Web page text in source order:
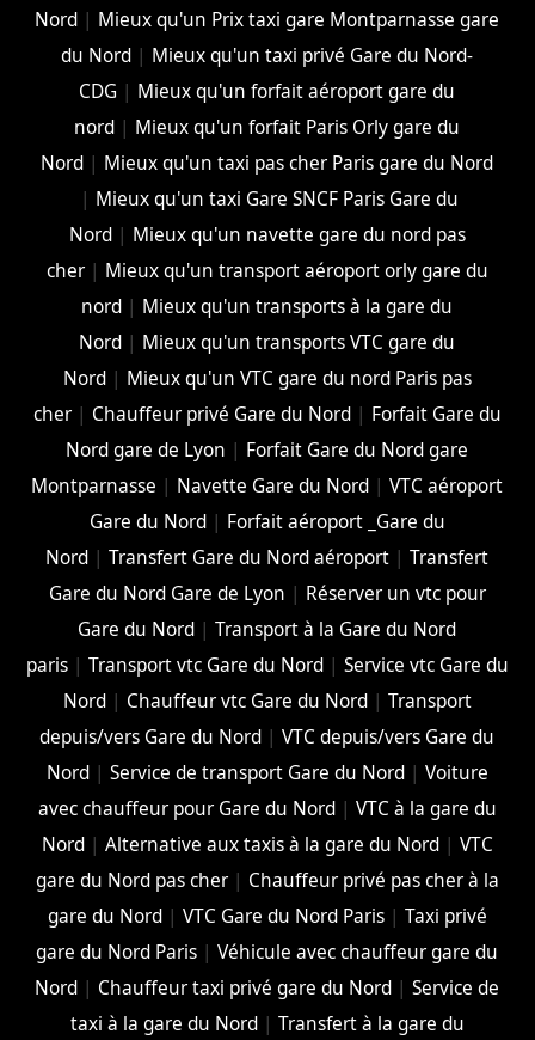
Nord | Mieux qu'un Prix taxi gare Montparnasse gare
du Nord | Mieux qu'un taxi privé Gare du Nord-
CDG | Mieux qu'un forfait aéroport gare du
nord | Mieux qu'un forfait Paris Orly gare du
Nord | Mieux qu'un taxi pas cher Paris gare du Nord
| Mieux qu'un taxi Gare SNCF Paris Gare du
Nord| Mieux qu'un navette gare du nord pas
cher| Mieux qu'un transport aéroport orly gare du
nord | Mieux qu'un transports à la gare du
Nord | Mieux qu'un transports VTC gare du
Nord| Mieux qu'un VTC gare du nord Paris pas
cher| Chauffeur privé Gare du Nord| Forfait Gare du
Nord gare de Lyon | Forfait Gare du Nord gare
Montparnasse | Navette Gare du Nord |VTC aéroport
Gare du Nord| Forfait aéroport _Gare du
Nord |Transfert Gare du Nord aéroport |Transfert
Gare du Nord Gare de Lyon | Réserver un vtc pour
Gare du Nord |Transport à la Gare du Nord
paris| Transport vtc Gare du Nord| Service vtc Gare du
Nord| Chauffeur vtc Gare du Nord| Transport
depuis/vers Gare du Nord |VTC depuis/vers Gare du
Nord| Service de transport Gare du Nord| Voiture
avec chauffeur pour Gare du Nord| VTC à la gare du
Nord| Alternative aux taxis à la gare du Nord| VTC
gare du Nord pas cher| Chauffeur privé pas cher à la
gare du Nord| VTC Gare du Nord Paris| Taxi privé
gare du Nord Paris |Véhicule avec chauffeur gare du
Nord | Chauffeur taxi privé gare du Nord |Service de
taxi à la gare du Nord| Transfert à la gare du